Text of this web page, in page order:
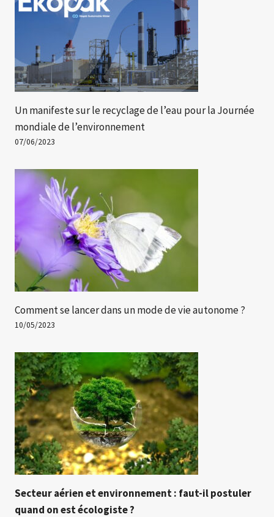
Un manifeste sur le recyclage de l’eau pour la Journée
mondiale de l’environnement
07/06/2023
Comment se lancer dans un mode de vie autonome ?
10/05/2023
Secteur aérien et environnement : faut-il postuler
quand on est écologiste ?